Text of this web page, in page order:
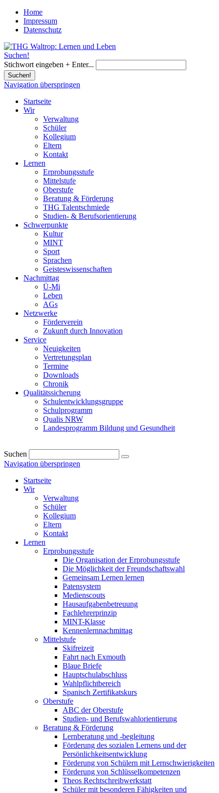
Home
Impressum
Datenschutz
Suchen!
Stichwort eingeben + Enter...
Suchen!
Navigation überspringen
Startseite
Wir
Verwaltung
Schüler
Kollegium
Eltern
Kontakt
Lernen
Erprobungsstufe
Mittelstufe
Oberstufe
Beratung & Förderung
THG Talentschmiede
Studien- & Berufsorientierung
Schwerpunkte
Kultur
MINT
Sport
Sprachen
Geisteswissenschaften
Nachmittag
Ü-Mi
Leben
AGs
Netzwerke
Förderverein
Zukunft durch Innovation
Service
Neuigkeiten
Vertretungsplan
Termine
Downloads
Chronik
Qualitätssicherung
Schulentwicklungsgruppe
Schulprogramm
Qualis NRW
Landesprogramm Bildung und Gesundheit
Suchen
Navigation überspringen
Startseite
Wir
Verwaltung
Schüler
Kollegium
Eltern
Kontakt
Lernen
Erprobungsstufe
Die Organisation der Erprobungsstufe
Die Möglichkeit der Freundschaftswahl
Gemeinsam Lernen lernen
Patensystem
Medienscouts
Hausaufgabenbetreuung
Fachlehrerprinzip
MINT-Klasse
Kennenlernnachmittag
Mittelstufe
Skifreizeit
Fahrt nach Exmouth
Blaue Briefe
Hauptschulabschluss
Wahlpflichtbereich
Spanisch Zertifikatskurs
Oberstufe
ABC der Oberstufe
Studien- und Berufswahlorientierung
Beratung & Förderung
Lernberatung und -begleitung
Förderung des sozialen Lernens und der
Persönlichkeitsentwicklung
Förderung von Schülern mit Lernschwierigkeiten
Förderung von Schlüsselkompetenzen
Theos Rechtschreibwerkstatt
Schüler mit besonderen Fähigkeiten und